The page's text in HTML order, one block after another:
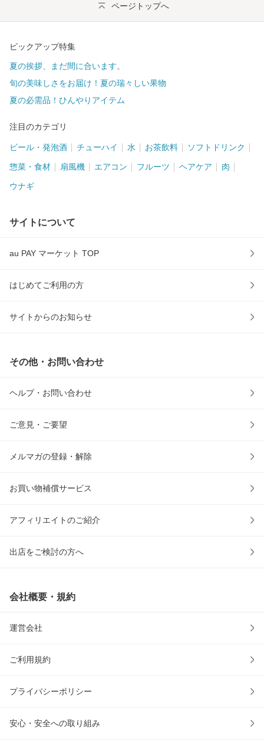
ページトップへ
ピックアップ特集
夏の挨拶、まだ間に合います。
旬の美味しさをお届け！夏の瑞々しい果物
夏の必需品！ひんやりアイテム
注目のカテゴリ
ビール・発泡酒 チューハイ 水 お茶飲料 ソフトドリンク
惣菜・食材 扇風機 エアコン フルーツ ヘアケア 肉
ウナギ
サイトについて
au PAY マーケット TOP
はじめてご利用の方
サイトからのお知らせ
その他・お問い合わせ
ヘルプ・お問い合わせ
ご意見・ご要望
メルマガの登録・解除
お買い物補償サービス
アフィリエイトのご紹介
出店をご検討の方へ
会社概要・規約
運営会社
ご利用規約
プライバシーポリシー
安心・安全への取り組み